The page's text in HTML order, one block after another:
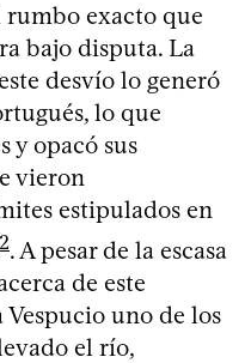
exacto que
bajo disputa. La
desvío lo generó
lo que
y opacó sus
vieron
estipulados en
2. A pesar de la escasa
de este
uno de los
el río,